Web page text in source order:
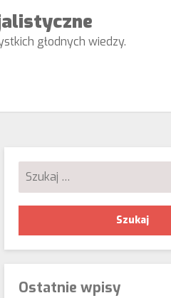
głodnych wiedzy.
Szukaj:
Ostatnie wpisy